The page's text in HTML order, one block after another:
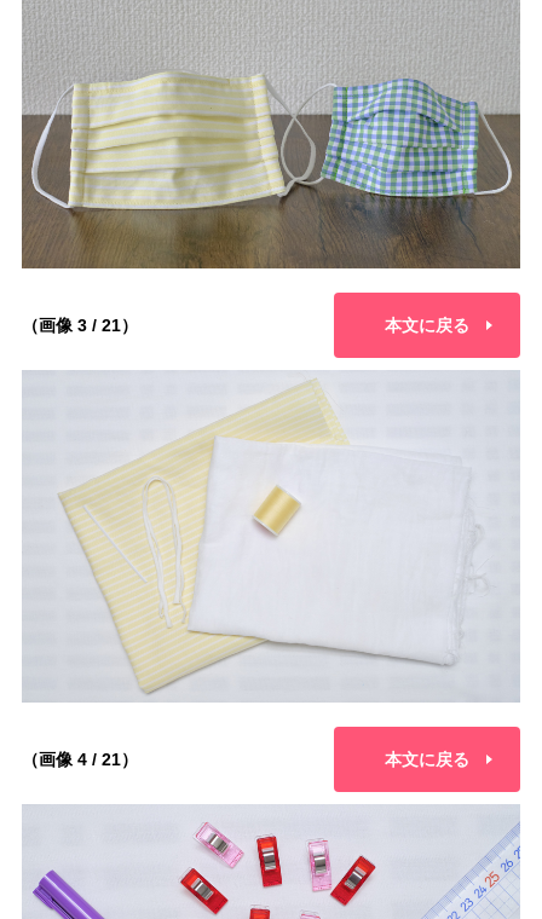
（画像 3 / 21） 本文に戻る
（画像 4 / 21） 本文に戻る